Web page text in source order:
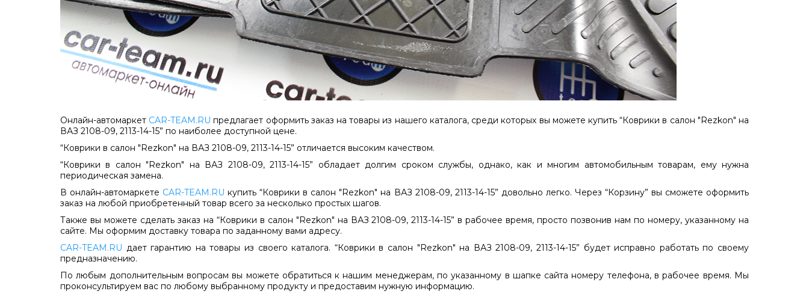
Онлайн-автомаркет CAR-TEAM.RU предлагает оформить заказ на товары из нашего каталога, среди которых вы можете купить “Коврики в салон "Rezkon" на
ВАЗ 2108-09, 2113-14-15” по наиболее доступной цене.
“Коврики в салон "Rezkon" на ВАЗ 2108-09, 2113-14-15” отличается высоким качеством.
“Коврики в салон "Rezkon" на ВАЗ 2108-09, 2113-14-15” обладает долгим сроком службы, однако, как и многим автомобильным товарам, ему нужна
периодическая замена.
В онлайн-автомаркете CAR-TEAM.RU купить “Коврики в салон "Rezkon" на ВАЗ 2108-09, 2113-14-15” довольно легко. Через “Корзину” вы сможете оформить
заказ на любой приобретенный товар всего за несколько простых шагов.
Также вы можете сделать заказ на “Коврики в салон "Rezkon" на ВАЗ 2108-09, 2113-14-15” в рабочее время, просто позвонив нам по номеру, указанному на
сайте. Мы оформим доставку товара по заданному вами адресу.
CAR-TEAM.RU дает гарантию на товары из своего каталога. “Коврики в салон "Rezkon" на ВАЗ 2108-09, 2113-14-15” будет исправно работать по своему
предназначению.
По любым дополнительным вопросам вы можете обратиться к нашим менеджерам, по указанному в шапке сайта номеру телефона, в рабочее время. Мы
проконсультируем вас по любому выбранному продукту и предоставим нужную информацию.